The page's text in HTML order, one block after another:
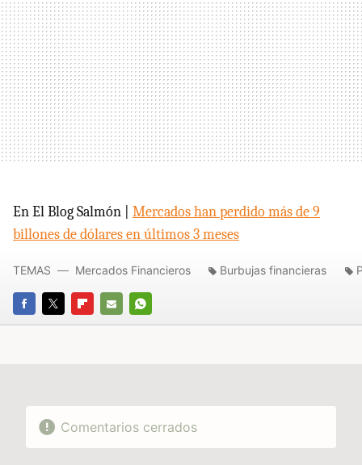
En El Blog Salmón | Mercados han perdido más de 9
billones de dólares en últimos 3 meses
FACEBOOK
TWITTERFLIPBOARD
E-
WHATSAPP
TEMAS Mercados Financieros Burbujas financieras
Comentarios cerrados